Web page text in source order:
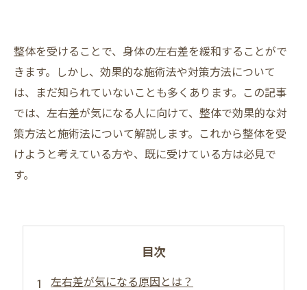
整体を受けることで、身体の左右差を緩和することがで
きます。しかし、効果的な施術法や対策方法について
は、まだ知られていないことも多くあります。この記事
では、左右差が気になる人に向けて、整体で効果的な対
策方法と施術法について解説します。これから整体を受
けようと考えている方や、既に受けている方は必見で
す。
目次
左右差が気になる原因とは？